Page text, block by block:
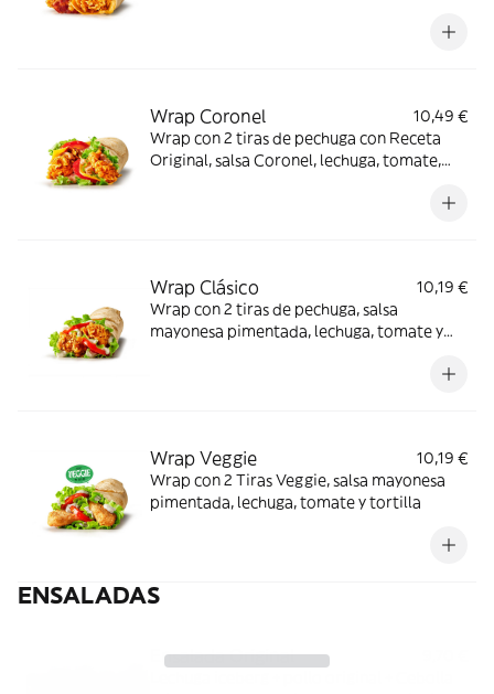
Wrap Coronel
10,49 €
Wrap con 2 tiras de pechuga con Receta
Original, salsa Coronel, lechuga, tomate,
Wrap Clásico
10,19 €
Wrap con 2 tiras de pechuga, salsa
mayonesa pimentada, lechuga, tomate y
Wrap Veggie
10,19 €
Wrap con 2 Tiras Veggie, salsa mayonesa
pimentada, lechuga, tomate y tortilla
ENSALADAS
Ensalada Original